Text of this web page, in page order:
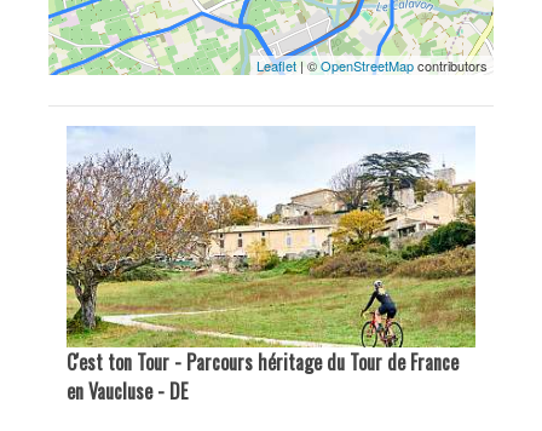
Leaflet | ©OpenStreetMapcontributors
C'est ton Tour - Parcours héritage du Tour de France
en Vaucluse - DE